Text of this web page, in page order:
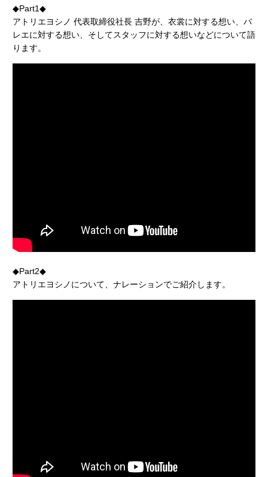
◆Part1◆
アトリエヨシノ 代表取締役社長 吉野が、衣裳に対する想い、バ
レエに対する想い、そしてスタッフに対する想いなどについて語
ります。
◆Part2◆
アトリエヨシノについて、ナレーションでご紹介します。